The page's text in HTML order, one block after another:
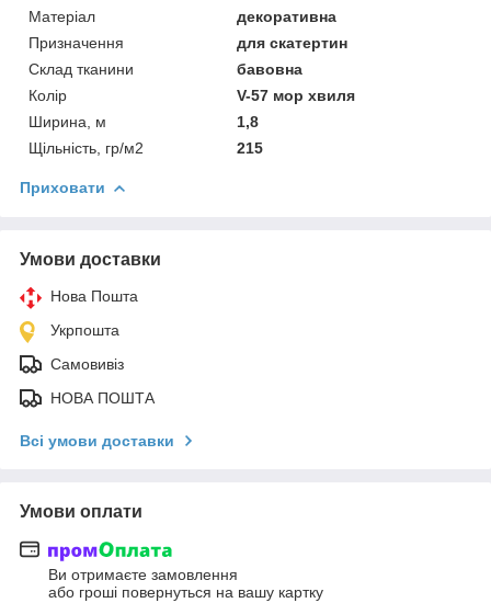
Матеріал
декоративна
Призначення
для скатертин
Склад тканини
бавовна
Колір
V-57 мор хвиля
Ширина, м
1,8
Щільність, гр/м2
215
Приховати
Умови доставки
Нова Пошта
Укрпошта
Самовивіз
НОВА ПОШТА
Всі умови доставки
Умови оплати
Ви отримаєте замовлення
або гроші повернуться на вашу картку